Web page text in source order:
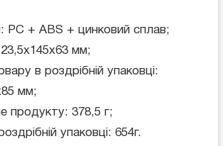
PC + ABS + цинковий сплав;
мм;
в роздрібній упаковці:
мм;
продукту: 378,5 г;
упаковці: 654г.